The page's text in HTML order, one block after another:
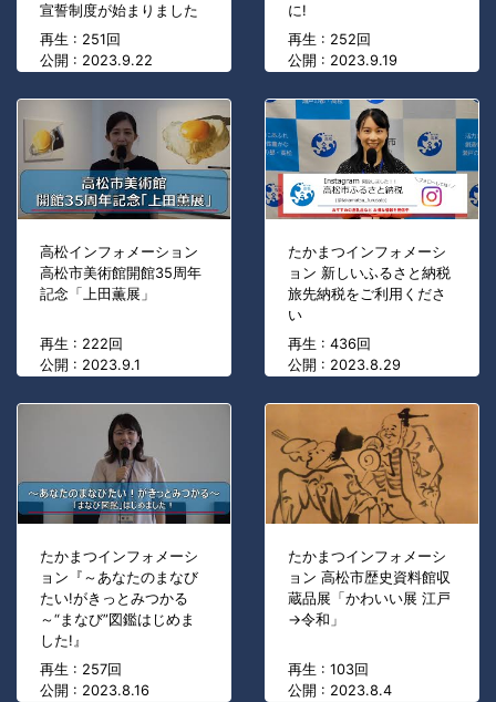
宣誓制度が始まりました
再生 : 251回
公開 : 2023.9.22
に!
再生 : 252回
公開 : 2023.9.19
高松インフォメーション
高松市美術館開館35周年
記念「上田薫展」
再生 : 222回
公開 : 2023.9.1
たかまつインフォメーシ
ョン 新しいふるさと納税
旅先納税をご利用くださ
い
再生 : 436回
公開 : 2023.8.29
たかまつインフォメーシ
ョン『～あなたのまなび
たい!がきっとみつかる
～“まなび”図鑑はじめま
した!』
再生 : 257回
公開 : 2023.8.16
たかまつインフォメーシ
ョン 高松市歴史資料館収
蔵品展「かわいい展 江戸
→令和」
再生 : 103回
公開 : 2023.8.4